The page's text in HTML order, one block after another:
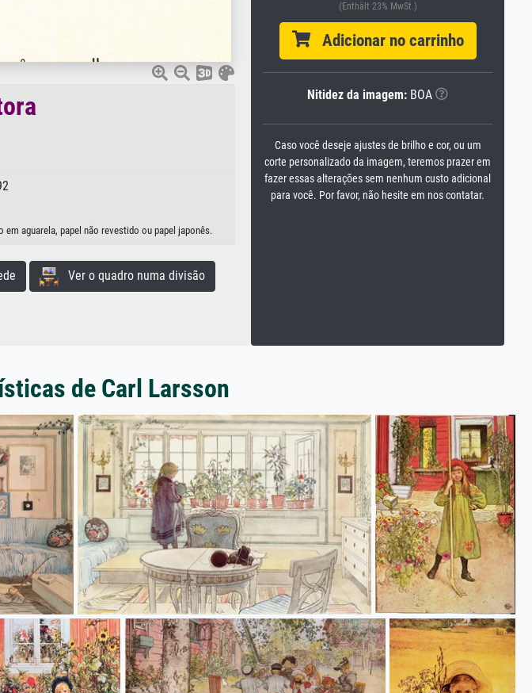
aguarela, papel não revestido ou papel japonês.
Ver o quadro numa divisão
(Enthält 23% MwSt.)
Adicionar no carrinho
Nitidez da imagem: BOA
Caso você deseje ajustes de brilho e cor, ou um
corte personalizado da imagem, teremos prazer em
fazer essas alterações sem nenhum custo adicional
para você. Por favor, não hesite em nos contatar.
de Carl Larsson